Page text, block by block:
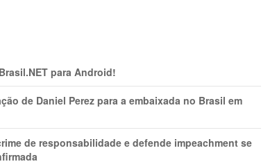
para Android!
de Daniel Perez para a embaixada no Brasil em
de responsabilidade e defende impeachment se